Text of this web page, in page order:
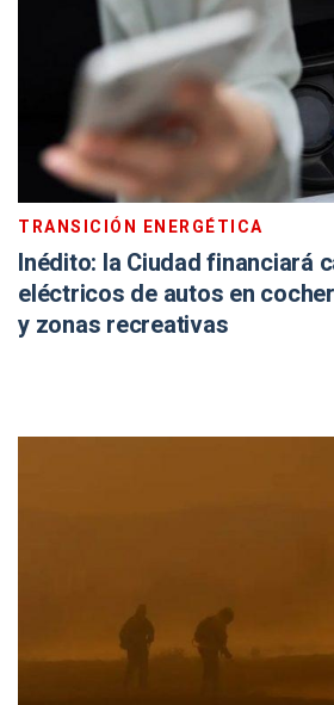
TRANSICIÓN ENERGÉTICA
Inédito: la Ciudad financiará
eléctricos de autos en
y zonas recreativas